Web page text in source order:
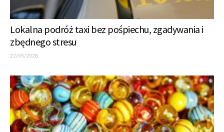
Lokalna podróż taxi bez pośpiechu, zgadywania i
zbędnego stresu
22/05/2026